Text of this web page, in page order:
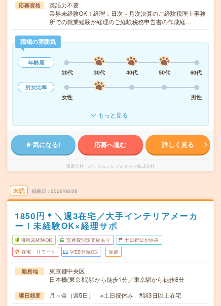
応募資格
英語力不要
業界未経験OK！経理：日次～月次決算のご経験税理士事務
所での就業経験か経理のご経験税務申告書の作成経…
職場の雰囲気
年齢層
20代
30代 40代 50代
60代
男女比率
女性
男性
もっと見る
気になる! 応募へ進む 詳しく見る
派遣会社 パーソルテンプスタッフ株式会社
未読 掲載日 2026/08/06
1850円＊＼週3在宅／大手インテリアメーカ
ー！未経験OK×経理サポ
職種未経験OK 交通費別途支給あり 土日祝日が休み
在宅・リモート WEB登録OK 派遣
勤務地
東京都中央区
日本橋(東京都)駅から徒歩1分／東京駅から徒歩8分
曜日頻度 月～金（週5日） ※土日祝休み #週3日以上在宅